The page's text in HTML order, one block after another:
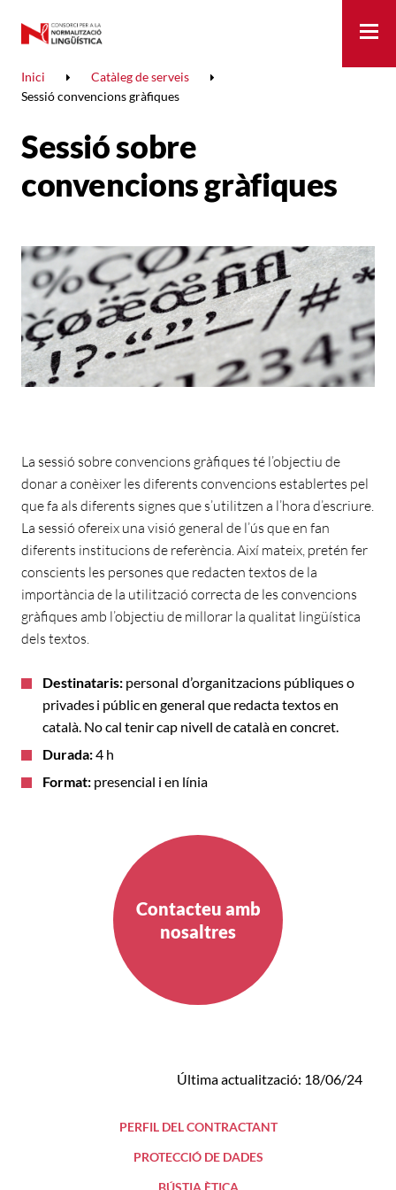
Inici
Catàleg de serveis
Sessió convencions gràfiques
Sessió sobre
convencions gràfiques
La sessió sobre convencions gràfiques té l’objectiu de
donar a conèixer les diferents convencions establertes pel
que fa als diferents signes que s’utilitzen a l’hora d’escriure.
La sessió ofereix una visió general de l’ús que en fan
diferents institucions de referència. Així mateix, pretén fer
conscients les persones que redacten textos de la
importància de la utilització correcta de les convencions
gràfiques amb l’objectiu de millorar la qualitat lingüística
dels textos.
Destinataris: personal d’organitzacions públiques o
privades i públic en general que redacta textos en
català. No cal tenir cap nivell de català en concret.
Durada:4 h
Format: presencial i en línia
Contacteu amb
nosaltres
Última actualització: 18/06/24
PERFIL DEL CONTRACTANT
PROTECCIÓ DE DADES
BÚSTIA ÈTICA